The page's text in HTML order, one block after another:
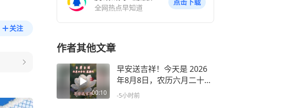
关注
全网热点早知道
作者其他文章
00:10
早安送吉祥！今天是 2026
年8月8日，农历六月二十
六，星期六
-5小时前